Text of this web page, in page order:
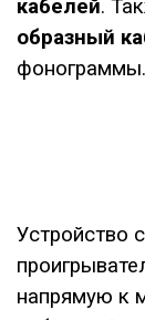
кабелей.
образный
фонограммы.
Устройство
напрямую к